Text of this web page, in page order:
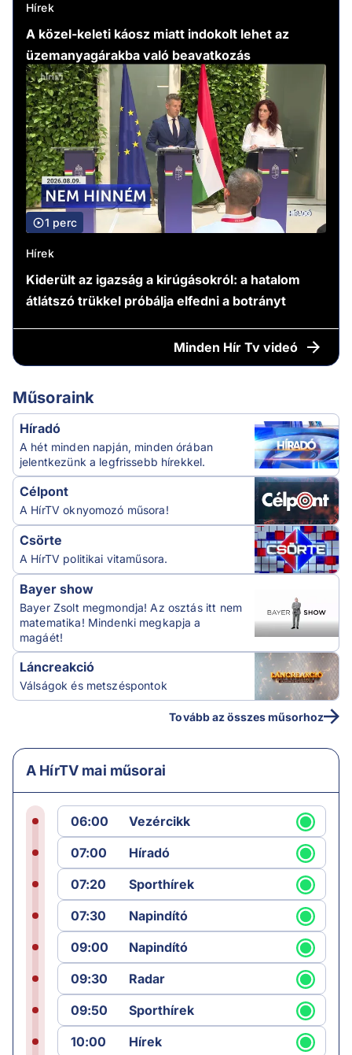
Hírek
A közel-keleti káosz miatt indokolt lehet az
üzemanyagárakba való beavatkozás
1 perc
Hírek
Kiderült az igazság a kirúgásokról: a hatalom
átlátszó trükkel próbálja elfedni a botrányt
Minden Hír Tv videó
Műsoraink
Híradó
A hét minden napján, minden órában
jelentkezünk a legfrissebb hírekkel.
Célpont
A HírTV oknyomozó műsora!
Csörte
A HírTV politikai vitaműsora.
Bayer show
Bayer Zsolt megmondja! Az osztás itt nem
matematika! Mindenki megkapja a
magáét!
Láncreakció
Válságok és metszéspontok
Tovább az összes műsorhoz
A HírTV mai műsorai
06:00
Vezércikk
07:00
Híradó
07:20
Sporthírek
07:30
Napindító
09:00
Napindító
09:30
Radar
09:50
Sporthírek
10:00
Hírek